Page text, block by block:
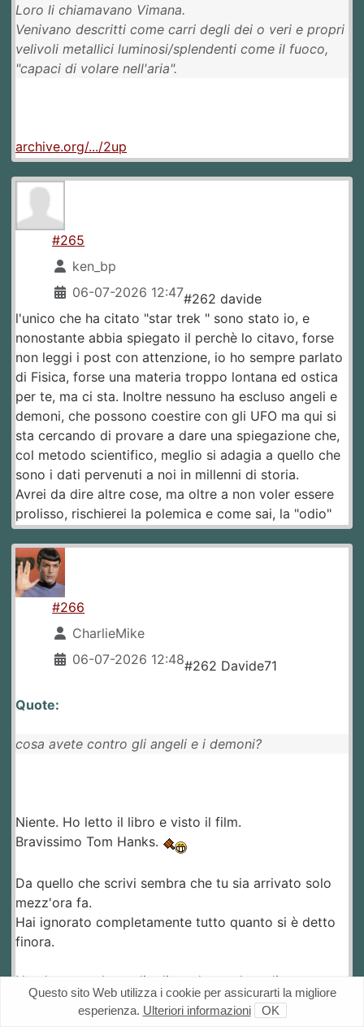
Loro li chiamavano Vimana.
​Venivano descritti come carri degli dei o veri e propri
velivoli metallici luminosi/splendenti come il fuoco,
"capaci di volare nell'aria".
archive.org/.../2up
#265
ken_bp
06-07-2026 12:47#262 davide
l'unico che ha citato "star trek " sono stato io, e
nonostante abbia spiegato il perchè lo citavo, forse
non leggi i post con attenzione, io ho sempre parlato
di Fisica, forse una materia troppo lontana ed ostica
per te, ma ci sta. Inoltre nessuno ha escluso angeli e
demoni, che possono coestire con gli UFO ma qui si
sta cercando di provare a dare una spiegazione che,
col metodo scientifico, meglio si adagia a quello che
sono i dati pervenuti a noi in millenni di storia.
Avrei da dire altre cose, ma oltre a non voler essere
prolisso, rischierei la polemica e come sai, la "odio"
#266
CharlieMike
06-07-2026 12:48#262 Davide71
Quote:
cosa avete contro gli angeli e i demoni?
Niente. Ho letto il libro e visto il film.
Bravissimo Tom Hanks.
Da quello che scrivi sembra che tu sia arrivato solo
mezz'ora fa.
Hai ignorato completamente tutto quanto si è detto
finora.
Non ho certo la voglia di perdere un'ora di tempo per
scrivere una lenzuolata per ribattere punto per punto
su cose già dette.
Questo sito Web utilizza i cookie per assicurarti la migliore
esperienza. Ulteriori informazioni OK